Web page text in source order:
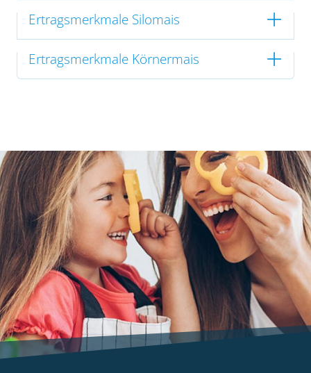
Ertragsmerkmale Silomais
Ertragsmerkmale Körnermais